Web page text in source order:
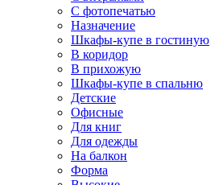
С фотопечатью
Назначение
Шкафы-купе в гостиную
В коридор
В прихожую
Шкафы-купе в спальню
Детские
Офисные
Для книг
Для одежды
На балкон
Форма